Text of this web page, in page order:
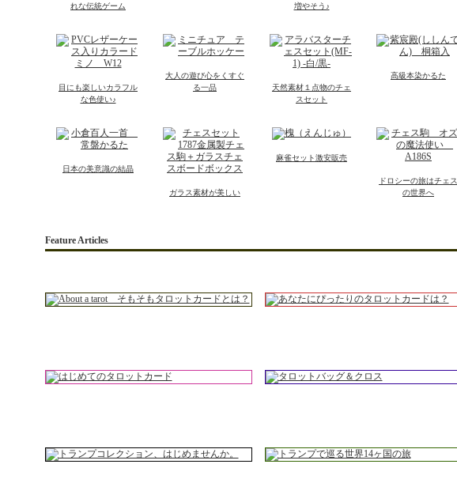
れな伝統ゲーム
増やそう♪
目にも楽しいカラフル
な色使い♪
大人の遊び心をくすぐ
る一品
天然素材１点物のチェ
スセット
高級本染かるた
日本の美意識の結晶
ガラス素材が美しい
麻雀セット激安販売
ドロシーの旅はチェス
の世界へ
Feature Articles